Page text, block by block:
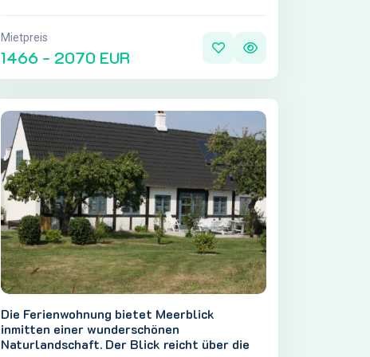
Mietpreis
1466 - 2070 EUR
Die Ferienwohnung bietet Meerblick
inmitten einer wunderschönen
Naturlandschaft. Der Blick reicht über die